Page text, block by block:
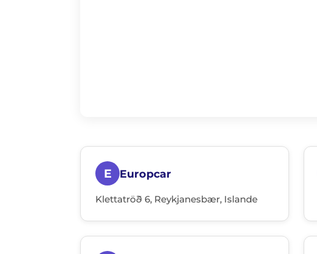
E Europcar
Klettatröð 6, Reykjanesbær, Islande